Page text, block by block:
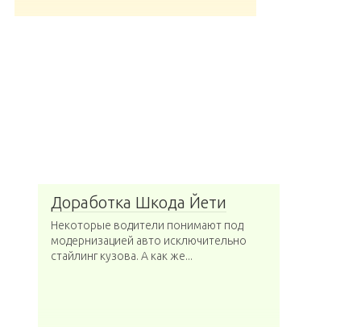
Доработка Шкода Йети
Некоторые водители понимают под
модернизацией авто исключительно
стайлинг кузова. А как же...